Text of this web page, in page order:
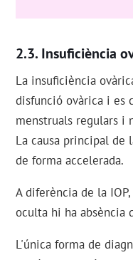
Insuficiència
La insuficiència
disfunció ovàrica i es
menstruals regulars i
La causa principal de
de forma accelerada.
A diferència de la
oculta hi ha absència
L'única forma de